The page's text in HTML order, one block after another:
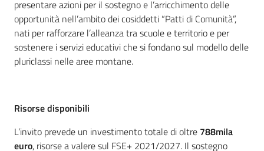
presentare azioni per il sostegno e l’arricchimento delle
opportunità nell’ambito dei cosiddetti “Patti di Comunità”,
nati per rafforzare l’alleanza tra scuole e territorio e per
sostenere i servizi educativi che si fondano sul modello delle
pluriclassi nelle aree montane.
Risorse disponibili
L’invito prevede un investimento totale di oltre 788mila
euro, risorse a valere sul FSE+ 2021/2027. Il sostegno